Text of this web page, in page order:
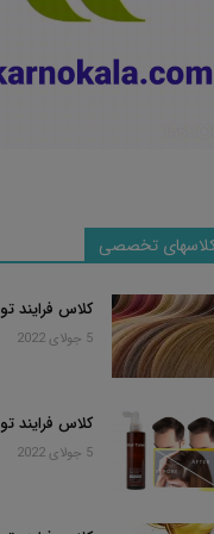
تخصصی
کلاس فرایند
5 جولای 2022
کلاس فرایند
5 جولای 2022